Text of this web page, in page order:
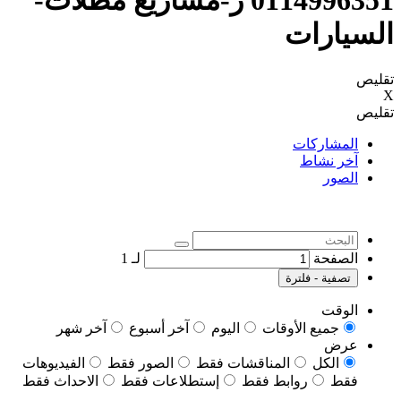
السيارات
تقليص
X
تقليص
المشاركات
آخر نشاط
الصور
الصفحة لـ 1
تصفية - فلترة
الوقت
جميع الأوقات
اليوم آخر أسبوع
آخر شهر
عرض
الكل
المناقشات فقط الصور فقط
الفيديوهات
فقط
روابط فقط إستطلاعات فقط الاحداث فقط